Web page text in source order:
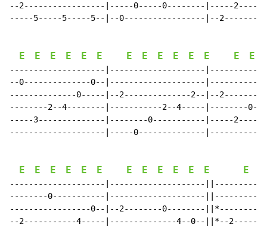
--2-----------------|-----0-----0--------|-----
-----5-----5-----5--|--0-----------------|--
E E E E E E E E E E E E E E
--------------------|--------------------
--0--------------0--|--------------------
--------------0-----|--2--------------2--|--
--------2--4--------|-----------2--4-----|--------0--
-----3--------------|--------0-----------|-----
--------------------|-----0--------------
E E E E E E E E E E E E E
--------------------|--------------------
--------0-----------|--------------------
-----------------0--|--2--------0--------||*--------
--2-----------4-----|--------------4--0--||*--